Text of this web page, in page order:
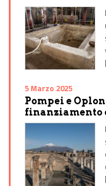
5 Marzo 2025
Pompei e
finanziamento